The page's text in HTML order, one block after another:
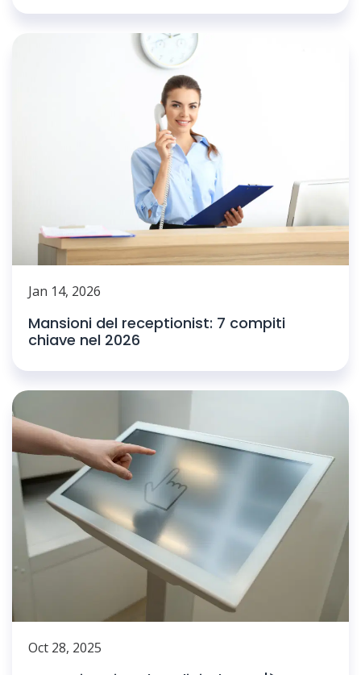
Jan 14, 2026
Mansioni del receptionist: 7 compiti
chiave nel 2026
Oct 28, 2025